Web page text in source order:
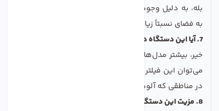
به فضای نسبتاً زیادی در کابینت زیر سینک نیاز دارد.
7. آیا این دستگاه دارای فیلتر UV هم هست؟
می‌توان این فیلتر را به صورت جداگانه اضافه کرد، به‌ویژه
در مناطقی که آلودگی میکروبی بالاست.
8. مزیت این دستگاه نسبت به برندهای چینی چیست؟